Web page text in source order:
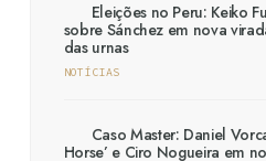
Eleições no Peru: Keiko
sobre Sánchez em nova
das urnas
NOTÍCIAS
Caso Master: Daniel
Horse’ e Ciro Nogueira em